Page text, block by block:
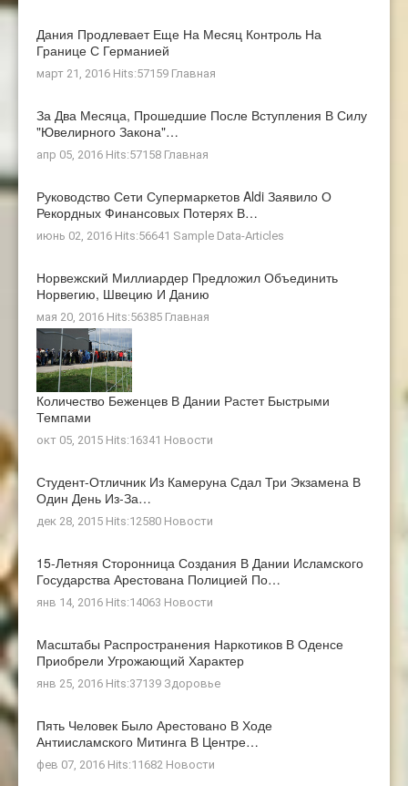
Дания Продлевает Еще На Месяц Контроль На
Границе С Германией
март 21, 2016 Hits:57159 Главная
За Два Месяца, Прошедшие После Вступления В Силу
"ювелирного Закона"…
апр 05, 2016 Hits:57158 Главная
Руководство Сети Супермаркетов Aldi Заявило О
Рекордных Финансовых Потерях В…
июнь 02, 2016 Hits:56641 Sample Data-Articles
Норвежский Миллиардер Предложил Объединить
Норвегию, Швецию И Данию
мая 20, 2016 Hits:56385 Главная
Количество Беженцев В Дании Растет Быстрыми
Темпами
окт 05, 2015 Hits:16341 Новости
Студент-Отличник Из Камеруна Сдал Три Экзамена В
Один День Из-За…
дек 28, 2015 Hits:12580 Новости
15-Летняя Сторонница Создания В Дании Исламского
Государства Арестована Полицией По…
янв 14, 2016 Hits:14063 Новости
Масштабы Распространения Наркотиков В Оденсе
Приобрели Угрожающий Характер
янв 25, 2016 Hits:37139 Здоровье
Пять Человек Было Арестовано В Ходе
Антиисламского Митинга В Центре…
фев 07, 2016 Hits:11682 Новости